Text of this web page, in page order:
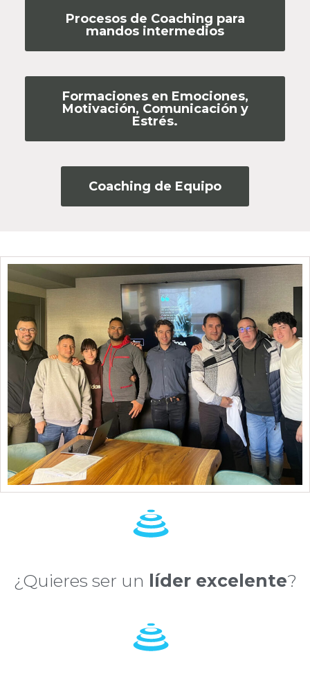
Procesos de Coaching para
mandos intermedios
Formaciones en Emociones,
Motivación, Comunicación y
Estrés.
Coaching de Equipo
¿Quieres ser un líder excelente?